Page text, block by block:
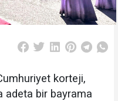
korteji,
adeta bir bayrama